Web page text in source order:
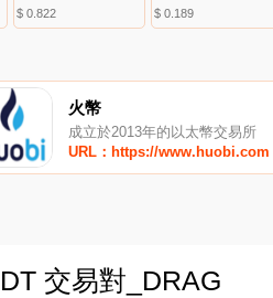
$ 0.822 $ 0.189
火幣
成立於2013年的以太幣交易所
URL：https://www.huobi.com
交易對_DRAG